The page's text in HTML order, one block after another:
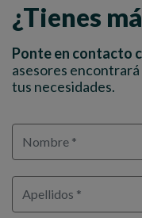
¿Tienes
Ponte en contacto
asesores
tus necesidades.